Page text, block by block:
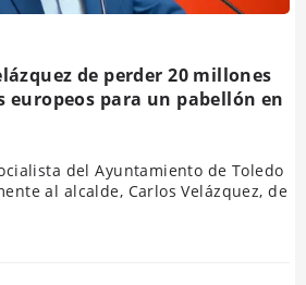
de perder 20 millones
europeos para un pabellón en
del Ayuntamiento de Toledo
al alcalde, Carlos Velázquez, de